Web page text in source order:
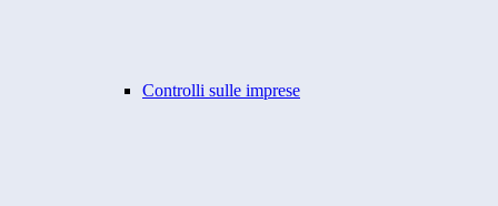
Controlli sulle imprese